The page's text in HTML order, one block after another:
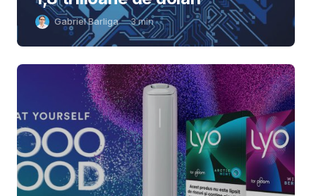
Gabriel Barliga 3min